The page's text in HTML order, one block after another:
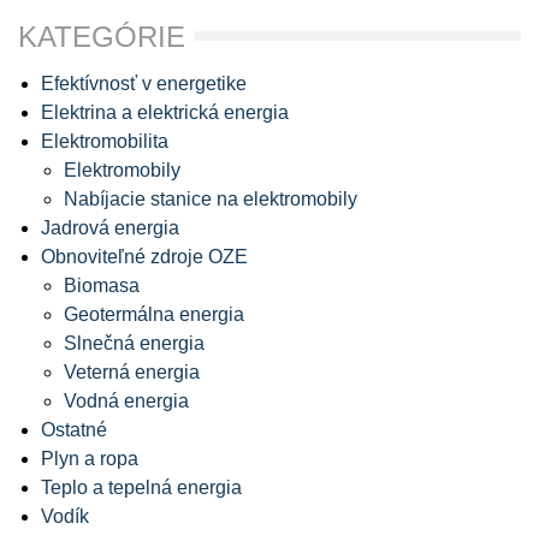
KATEGÓRIE
Efektívnosť v energetike
Elektrina a elektrická energia
Elektromobilita
Elektromobily
Nabíjacie stanice na elektromobily
Jadrová energia
Obnoviteľné zdroje OZE
Biomasa
Geotermálna energia
Slnečná energia
Veterná energia
Vodná energia
Ostatné
Plyn a ropa
Teplo a tepelná energia
Vodík